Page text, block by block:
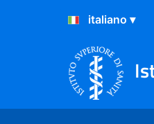
Salta al Contenuto
Salta al Footer